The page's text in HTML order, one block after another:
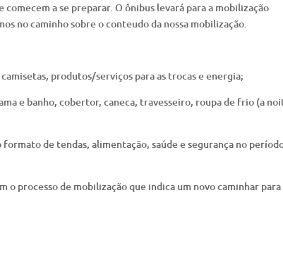
a se preparar. O ônibus levará para a mobilização
no caminho sobre o conteudo da nossa mobilização.
produtos/serviços para as trocas e energia;
e banho, cobertor, caneca, travesseiro, roupa de frio (a
de tendas, alimentação, saúde e segurança no
processo de mobilização que indica um novo caminhar para